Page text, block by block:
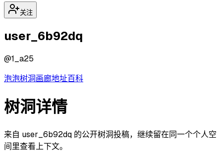
关注
user_6b92dq
@1_a25
泡泡树洞画廊地址百科
树洞详情
来自 user_6b92dq 的公开树洞投稿，继续留在同一个个人空
间里查看上下文。